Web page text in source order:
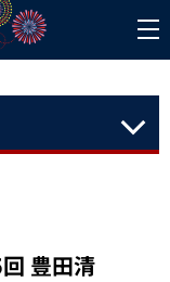
豊田清